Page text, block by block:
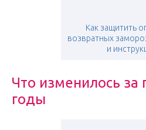
Как защитить
возвратных
и
Что изменилось за
годы